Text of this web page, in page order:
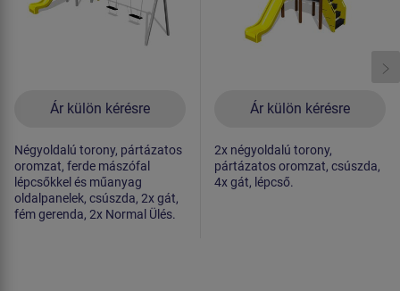
Ár külön kérésre
Négyoldalú torony, pártázatos
oromzat, ferde mászófal
lépcsőkkel és műanyag
oldalpanelek, csúszda, 2x gát,
fém gerenda, 2x Normal Ülés.
Ár külön kérésre
2x négyoldalú torony,
pártázatos oromzat, csúszda,
4x gát, lépcső.